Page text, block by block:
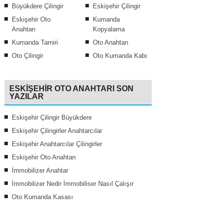
Büyükdere Çilingir
Eskişehir Çilingir
Eskişehir Oto
Anahtarı
Kumanda
Kopyalama
Kumanda Tamiri
Oto Anahtarı
Oto Çilingir
Oto Kumanda Kabı
ESKIŞEHIR OTO ANAHTARI SON
YAZILAR
Eskişehir Çilingir Büyükdere
Eskişehir Çilingirler Anahtarcılar
Eskişehir Anahtarcılar Çilingirler
Eskişehir Oto Anahtarı
İmmobilizer Anahtar
İmmobilizer Nedir İmmobiliser Nasıl Çalışır
Oto Kumanda Kasası